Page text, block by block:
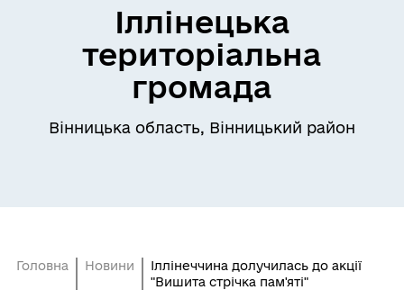
Іллінецька
територіальна
громада
Вінницька область, Вінницький район
Головна Новини
Іллінеччина долучилась до акції
"Вишита стрічка пам'яті"